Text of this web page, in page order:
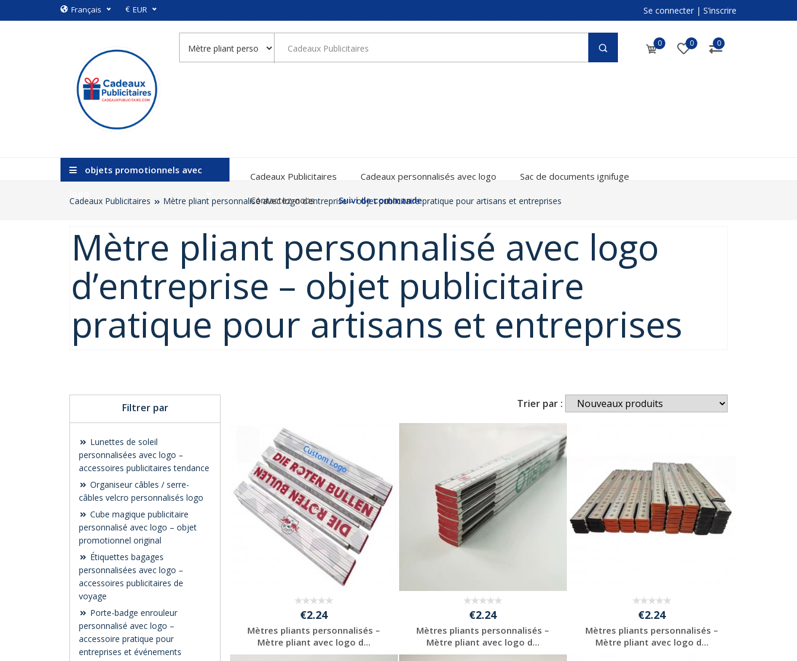
Français € EUR Se connecter | S’inscrire
0 0 0
objets promotionnels avec
Cadeaux Publicitaires Cadeaux personnalisés avec logo
Sac de documents ignifuge
Contactez-nous
Suivi de commande
Cadeaux Publicitaires Mètre pliant personnalisé avec logo d’entreprise – objet publicitaire pratique pour artisans et entreprises
Mètre pliant personnalisé avec logo
d’entreprise – objet publicitaire
pratique pour artisans et entreprises
Filtrer par
Lunettes de soleil
personnalisées avec logo –
accessoires publicitaires tendance
Organiseur câbles / serre-
câbles velcro personnalisés logo
Cube magique publicitaire
personnalisé avec logo – objet
promotionnel original
Étiquettes bagages
personnalisées avec logo –
accessoires publicitaires de
voyage
Porte-badge enrouleur
personnalisé avec logo –
accessoire pratique pour
entreprises et événements
Trier par :
€2.24
Mètres pliants personnalisés –
Mètre pliant avec logo d...
€2.24
Mètres pliants personnalisés –
Mètre pliant avec logo d...
€2.24
Mètres pliants personnalisés –
Mètre pliant avec logo d...